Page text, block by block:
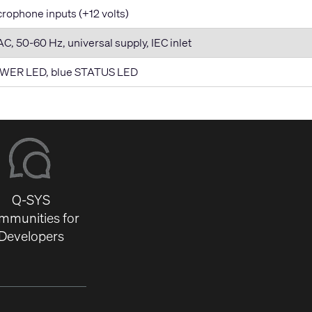
inputs (+12 volts)
50-60 Hz, universal supply, IEC inlet
LED, blue STATUS LED
Q-SYS
for